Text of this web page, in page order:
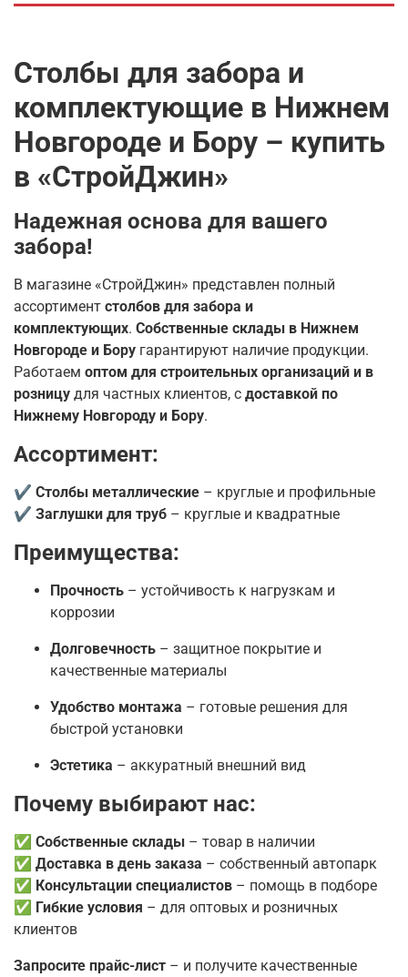
Столбы для забора и
комплектующие в Нижнем
Новгороде и Бору – купить
в «СтройДжин»
Надежная основа для вашего
забора!
В магазине «СтройДжин» представлен полный
ассортимент столбов для забора и
комплектующих. Собственные склады в Нижнем
Новгороде и Бору гарантируют наличие продукции.
Работаем оптом для строительных организаций и в
розницу для частных клиентов, с доставкой по
Нижнему Новгороду и Бору.
Ассортимент:
✔ Столбы металлические – круглые и профильные
✔ Заглушки для труб – круглые и квадратные
Преимущества:
Прочность – устойчивость к нагрузкам и
коррозии
Долговечность – защитное покрытие и
качественные материалы
Удобство монтажа – готовые решения для
быстрой установки
Эстетика – аккуратный внешний вид
Почему выбирают нас:
✅ Собственные склады – товар в наличии
✅ Доставка в день заказа – собственный автопарк
✅ Консультации специалистов – помощь в подборе
✅ Гибкие условия – для оптовых и розничных
клиентов
Запросите прайс-лист – и получите качественные